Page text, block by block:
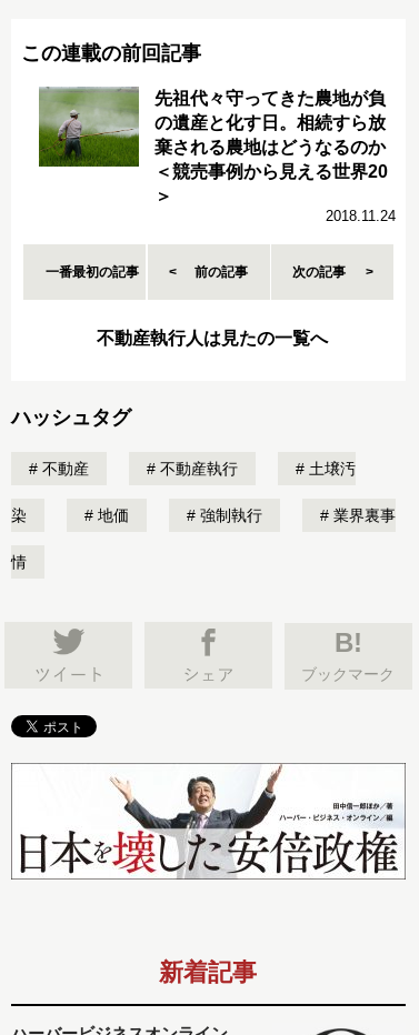
この連載の前回記事
先祖代々守ってきた農地が負
の遺産と化す日。相続すら放
棄される農地はどうなるのか
＜競売事例から見える世界20
＞
2018.11.24
一番最初の記事 前の記事 次の記事
不動産執行人は見たの一覧へ
ハッシュタグ
不動産 不動産執行 土壌汚
染 地価 強制執行 業界裏事
情
B!
ブックマーク
新着記事